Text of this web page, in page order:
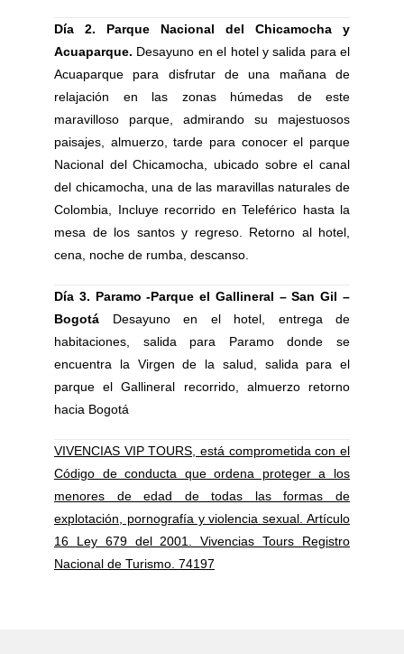
Día 2. Parque Nacional del Chicamocha y
Acuaparque. Desayuno en el hotel y salida para el
Acuaparque para disfrutar de una mañana de
relajación en las zonas húmedas de este
maravilloso parque, admirando su majestuosos
paisajes, almuerzo, tarde para conocer el parque
Nacional del Chicamocha, ubicado sobre el canal
del chicamocha, una de las maravillas naturales de
Colombia, Incluye recorrido en Teleférico hasta la
mesa de los santos y regreso. Retorno al hotel,
cena, noche de rumba, descanso.
Día 3. Paramo -Parque el Gallineral – San Gil –
Bogotá Desayuno en el hotel, entrega de
habitaciones, salida para Paramo donde se
encuentra la Virgen de la salud, salida para el
parque el Gallineral recorrido, almuerzo retorno
hacia Bogotá
VIVENCIAS VIP TOURS, está comprometida con el
Código de conducta que ordena proteger a los
menores de edad de todas las formas de
explotación, pornografía y violencia sexual. Artículo
16 Ley 679 del 2001. Vivencias Tours Registro
Nacional de Turismo. 74197